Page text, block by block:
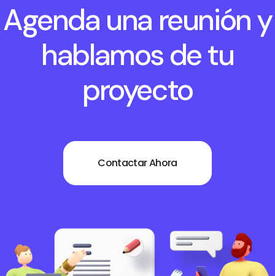
Diseño Web
Árbol de cacao
Desarrollo Web Diseño Web
Agenda una reunión y
hablamos de tu
proyecto
Contactar Ahora